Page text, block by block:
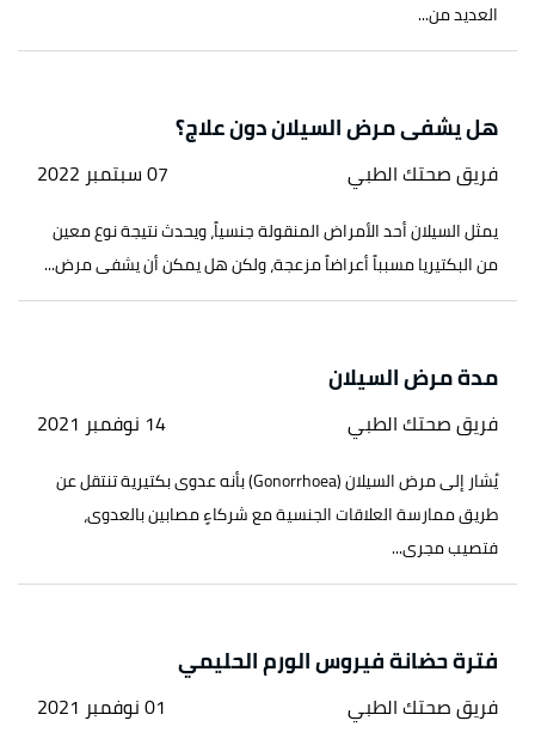
العديد من...
هل يشفى مرض السيلان دون علاج؟
فريق صحتك الطبي 07 سبتمبر 2022
يمثل السيلان أحد الأمراض المنقولة جنسياً، ويحدث نتيجة نوع معين
من البكتيريا مسبباً أعراضاً مزعجة، ولكن هل يمكن أن يشفى مرض...
مدة مرض السيلان
فريق صحتك الطبي 14 نوفمبر 2021
يُشار إلى مرض السيلان (Gonorrhoea) بأنه عدوى بكتيرية تنتقل عن
طريق ممارسة العلاقات الجنسية مع شركاءٍ مصابين بالعدوى،
فتصيب مجرى...
فترة حضانة فيروس الورم الحليمي
فريق صحتك الطبي 01 نوفمبر 2021